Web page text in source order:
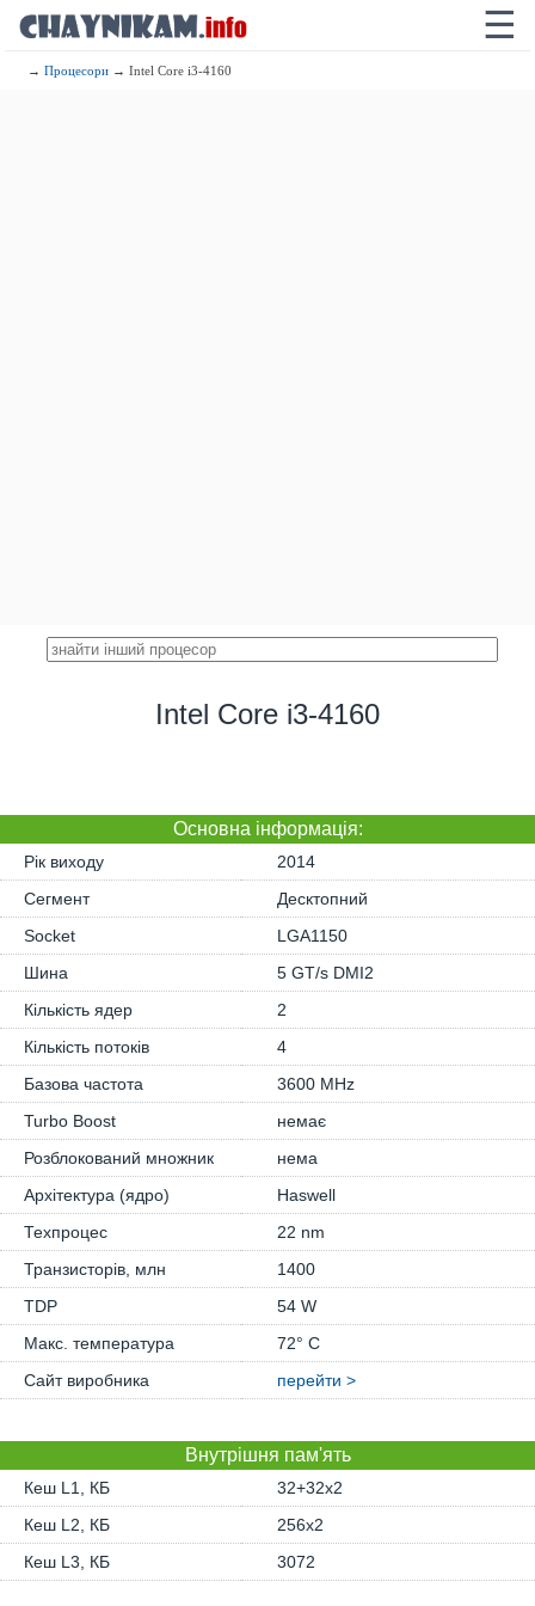
☰
→Процесори → Intel Core i3-4160
Intel Core i3-4160
Основна iнформація:
Рік виходу
2014
Сегмент
Десктопний
Socket
LGA1150
Шина
5 GT/s DMI2
Кількість ядер
2
Кількість потоків
4
Базова частота
3600 MHz
Turbo Boost
немає
Розблокований множник
нема
Архітектура (ядро)
Haswell
Техпроцес
22 nm
Транзисторів, млн
1400
TDP
54 W
Макс. температура
72° C
Сайт виробника
перейти >
Внутрішня пам'ять
Кеш L1, КБ
32+32x2
Кеш L2, КБ
256x2
Кеш L3, КБ
3072